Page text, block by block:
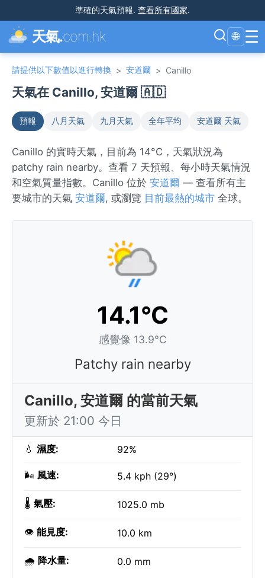
準確的天氣預報. 查看所有國家.
天氣.com.hk 🌐 ☰
請提供以下數值以進行轉換 > 安道爾 > Canillo
天氣在 Canillo, 安道爾 🇦🇩
預報 八月天氣 九月天氣 全年平均 安道爾 天氣
Canillo 的實時天氣，目前為 14°C，天氣狀況為
patchy rain nearby。查看 7 天預報、每小時天氣情況
和空氣質量指數。Canillo 位於 安道爾 — 查看所有主
要城市的天氣 安道爾, 或瀏覽 目前最熱的城市 全球。
14.1°C
感覺像 13.9°C
Patchy rain nearby
Canillo, 安道爾 的當前天氣
更新於 21:00 今日
💧 濕度: 92%
🌬️ 風速: 5.4 kph (29°)
🌡️ 氣壓: 1025.0 mb
👁️ 能見度: 10.0 km
🌧️ 降水量: 0.0 mm